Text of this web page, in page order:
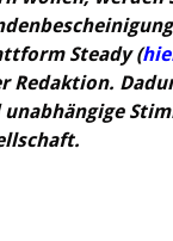
Steady (
Redaktion.